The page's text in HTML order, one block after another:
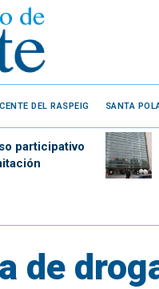
DEL RASPEIG SANTA
participativo
de